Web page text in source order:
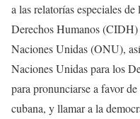
a las relatorías especiales
Derechos Humanos
Naciones Unidas (ONU),
Naciones Unidas para los
para pronunciarse a favor
cubana, y llamar a la